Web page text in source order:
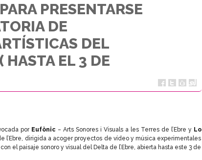
PRESENTARSE
DE
DEL
HASTA EL 3 DE
por Eufònic – Arts Sonores i Visuals a les Terres de l’Ebre y Lo
l’Ebre, dirigida a acoger proyectos de vídeo y música experimentales
el paisaje sonoro y visual del Delta de l’Ebre, abierta hasta este 3 de